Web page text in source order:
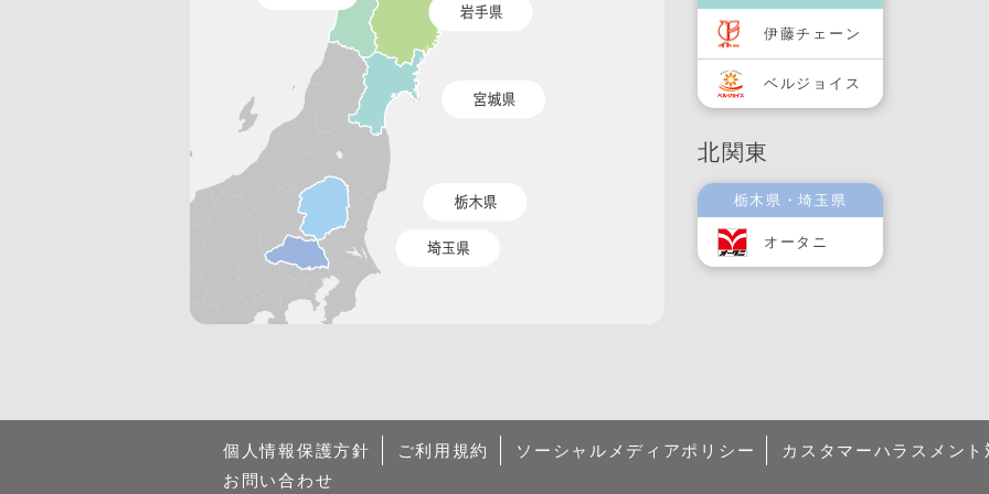
伊藤チェーン
ベルジョイス
北関東
栃木県・埼玉県
オータニ
個人情報保護方針 ご利用規約 ソーシャルメディアポリシー カスタマーハラスメン
お問い合わせ